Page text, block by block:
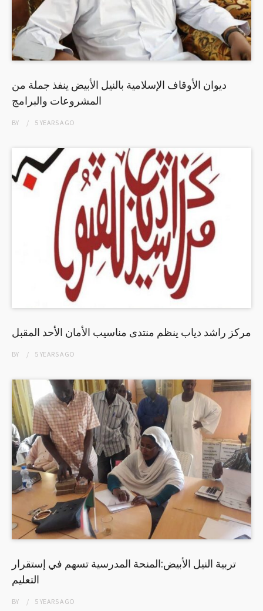
ديوان الأوقاف الإسلامية بالنيل الأبيض ينفذ جملة من
المشروعات والبرامج
BY 5 YEARSAGO
مركز راشد دياب ينظم منتدى مناسيب الأمان الأحد المقبل
BY 5 YEARSAGO
تربية النيل الأبيض:المنحة المدرسية تسهم في إستقرار
التعليم
BY 5 YEARSAGO